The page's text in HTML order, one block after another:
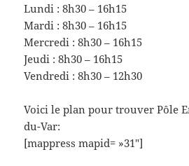
Lundi : 8h30 – 16h15
Mardi : 8h30 – 16h15
Mercredi : 8h30 – 16h15
Jeudi : 8h30 – 16h15
Vendredi : 8h30 – 12h30
Voici le plan pour trouver Pôle
du-Var:
[mappress mapid= »31″]